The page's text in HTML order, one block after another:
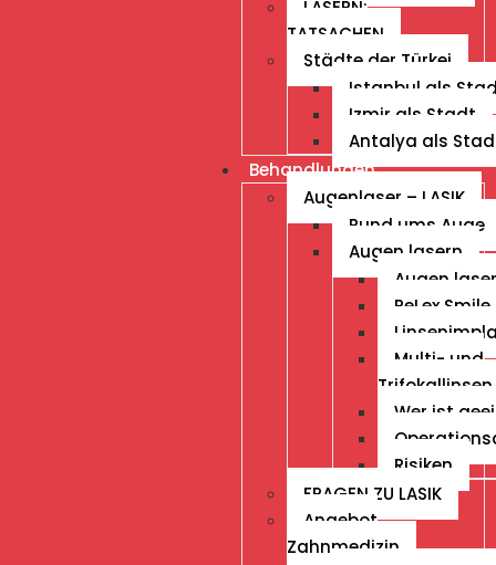
LASERN:
TATSACHEN
Städte der Türkei
Istanbul als
Izmir als Stadt
Antalya als
Behandlungen
Augenlaser – LASIK
Rund ums Auge
Augen lasern
Augen
ReLex
Multi- und
Trifokallinsen
Wer ist
Risiken
FRAGEN ZU LASIK
Angebot
Zahnmedizin